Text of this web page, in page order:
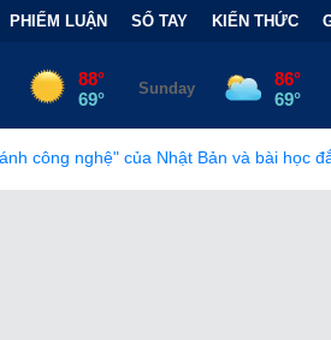
PHIẾM LUẬN SỔ TAY KIẾN THỨC
Nhật Bản và bài học đắt giá • Bẫy